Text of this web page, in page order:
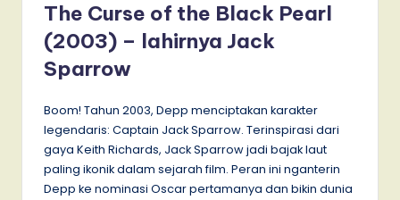
The Curse of the Black Pearl
(2003) – lahirnya Jack
Sparrow
Boom! Tahun 2003, Depp menciptakan karakter
legendaris: Captain Jack Sparrow. Terinspirasi dari
gaya Keith Richards, Jack Sparrow jadi bajak laut
paling ikonik dalam sejarah film. Peran ini nganterin
Depp ke nominasi Oscar pertamanya dan bikin dunia